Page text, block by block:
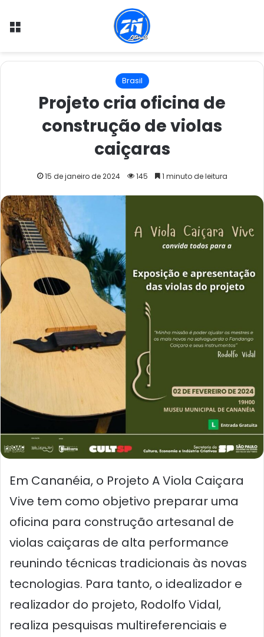
Menu
Brasil
Projeto cria oficina de
construção de violas
caiçaras
15 de janeiro de 2024 145 1 minuto de leitura
Em Cananéia, o Projeto A Viola Caiçara
Vive tem como objetivo preparar uma
oficina para construção artesanal de
violas caiçaras de alta performance
reunindo técnicas tradicionais às novas
tecnologias. Para tanto, o idealizador e
realizador do projeto, Rodolfo Vidal,
realiza pesquisas multireferenciais e